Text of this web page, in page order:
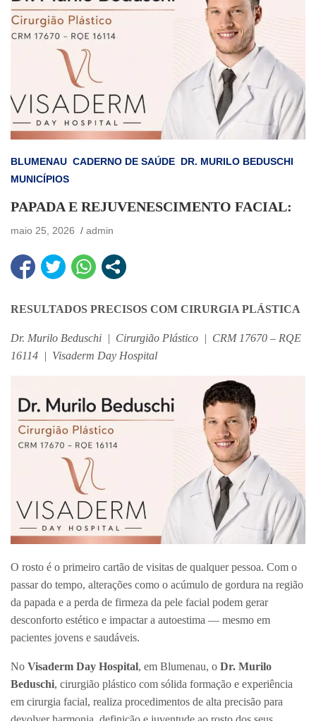
BLUMENAU CADERNO DE SAÚDE DR. MURILO BEDUSCHI
MUNICÍPIOS
PAPADA E REJUVENESCIMENTO FACIAL:
maio 25, 2026 admin
RESULTADOS PRECISOS COM CIRURGIA PLÁSTICA
Dr. Murilo Beduschi | Cirurgião Plástico | CRM 17670 – RQE
16114 | Visaderm Day Hospital
O rosto é o primeiro cartão de visitas de qualquer pessoa. Com o
passar do tempo, alterações como o acúmulo de gordura na região
da papada e a perda de firmeza da pele facial podem gerar
desconforto estético e impactar a autoestima — mesmo em
pacientes jovens e saudáveis.
No Visaderm Day Hospital, em Blumenau, o Dr. Murilo
Beduschi, cirurgião plástico com sólida formação e experiência
em cirurgia facial, realiza procedimentos de alta precisão para